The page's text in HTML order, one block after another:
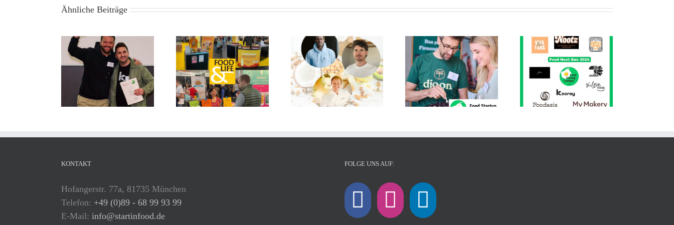
Ähnliche Beiträge
KONTAKT
Hofangerstr. 77a, 81735 München
Telefon: +49 (0)89 - 68 99 93 99
E-Mail: info@startinfood.de
FOLGE UNS AUF: